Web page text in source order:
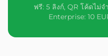
ฟรี: 5 ลิงก์, QR โค้ดไม่
Enterprise: 10